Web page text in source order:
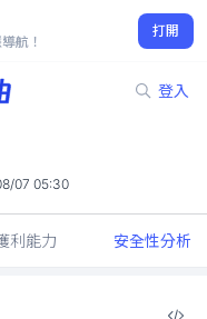
航！
打開
登入
07 05:30
利能力 安全性分析